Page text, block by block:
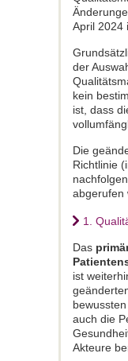
April 2024
der
kein
ist, dass
Die
Richtlinie
abgerufen
1.
Das
ist
auch die
Akteure